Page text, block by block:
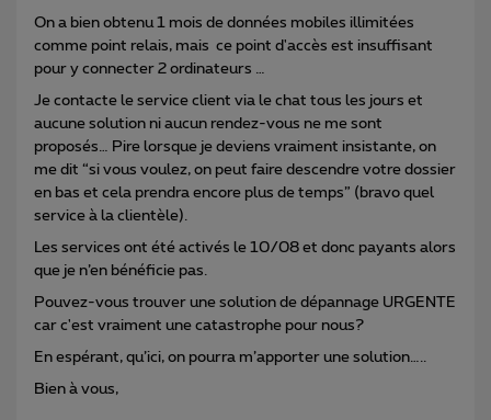
On a bien obtenu 1 mois de données mobiles illimitées
comme point relais, mais ce point d'accès est insuffisant
pour y connecter 2 ordinateurs …
Je contacte le service client via le chat tous les jours et
aucune solution ni aucun rendez-vous ne me sont
proposés… Pire lorsque je deviens vraiment insistante, on
me dit “si vous voulez, on peut faire descendre votre dossier
en bas et cela prendra encore plus de temps” (bravo quel
service à la clientèle).
Les services ont été activés le 10/08 et donc payants alors
que je n’en bénéficie pas.
Pouvez-vous trouver une solution de dépannage URGENTE
car c'est vraiment une catastrophe pour nous?
En espérant, qu’ici, on pourra m’apporter une solution…..
Bien à vous,